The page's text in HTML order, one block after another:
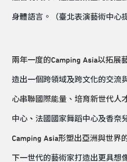
兩年一度的Camping Asia以拓展
造出一個跨領域及跨文化的交流
心串聯國際能量、培育新世代人
中心 、 法國國家舞蹈中心及香奈
Camping Asia形塑出亞洲與世界
下一世代的藝術家打造出更具想